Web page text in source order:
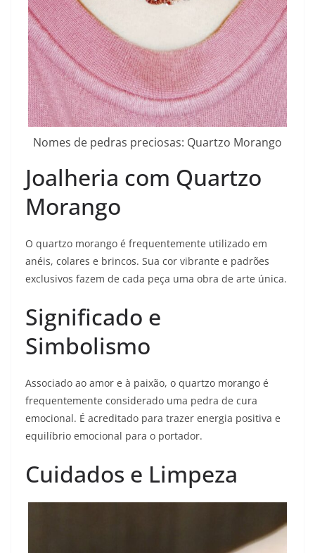
Nomes de pedras preciosas: Quartzo Morango
Joalheria com Quartzo
Morango
O quartzo morango é frequentemente utilizado em
anéis, colares e brincos. Sua cor vibrante e padrões
exclusivos fazem de cada peça uma obra de arte única.
Significado e
Simbolismo
Associado ao amor e à paixão, o quartzo morango é
frequentemente considerado uma pedra de cura
emocional. É acreditado para trazer energia positiva e
equilíbrio emocional para o portador.
Cuidados e Limpeza